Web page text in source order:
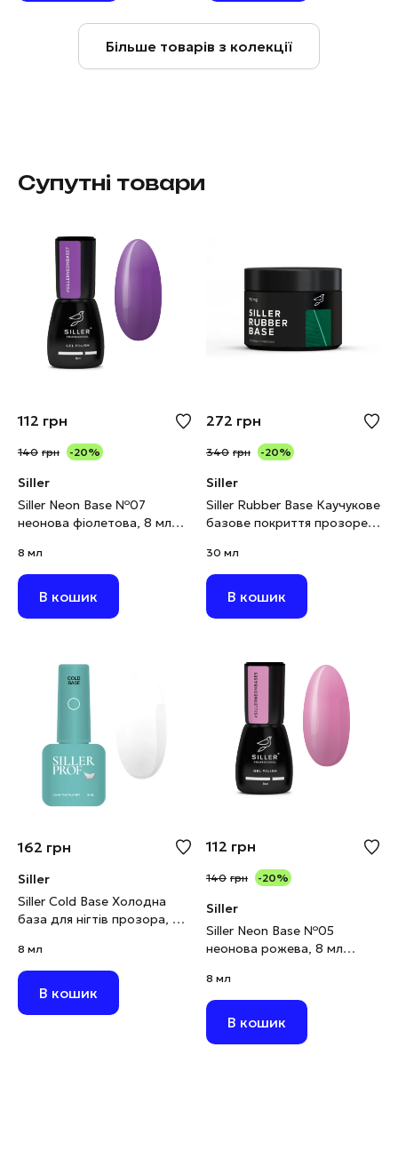
Більше товарів з колекції
Супутні товари
112 грн
140 грн -20%
Siller
Siller Neon Base №07
неонова фіолетова, 8 мл
8 мл
В кошик
272 грн
340 грн -20%
Siller
Siller Rubber Base Каучукове
базове покриття прозоре,
30 мл
В кошик
162 грн
Siller
Siller Cold Base Холодна
база для нігтів прозора, 8
8 мл
В кошик
112 грн
140 грн -20%
Siller
Siller Neon Base №05
неонова рожева, 8 мл
8 мл
В кошик